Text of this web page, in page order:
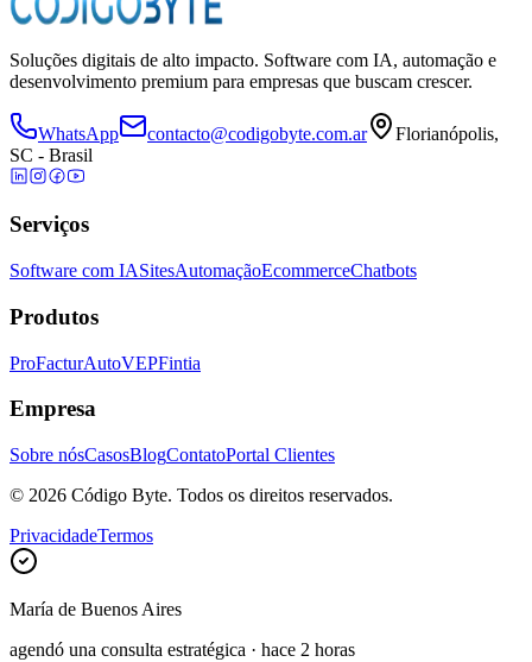
Soluções digitais de alto impacto. Software com IA, automação e
desenvolvimento premium para empresas que buscam crescer.
WhatsApp contacto@codigobyte.com.ar
Florianópolis,
SC - Brasil
Serviços
Software com IASitesAutomaçãoEcommerceChatbots
Produtos
ProFacturAutoVEPFintia
Empresa
Sobre nósCasosBlogContatoPortal Clientes
© 2026 Código Byte. Todos os direitos reservados.
PrivacidadeTermos
María de Buenos Aires
agendó una consulta estratégica · hace 2 horas